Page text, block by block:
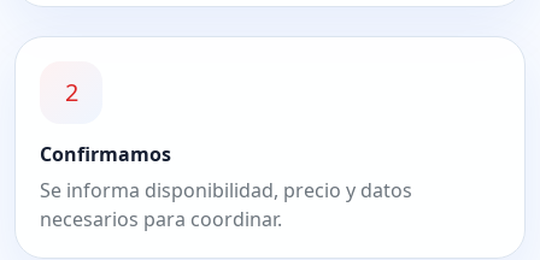
2
Confirmamos
Se informa disponibilidad, precio y datos
necesarios para coordinar.